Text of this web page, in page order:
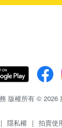
版權所有 © 2026
| 隱私權 | 拍賣使